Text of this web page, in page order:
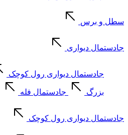
سطل و برس
جادستمال دیواری
جادستمال دیواری رول کوچک
بزرگ جادستمال فله
جادستمال دیواری رول کوچک